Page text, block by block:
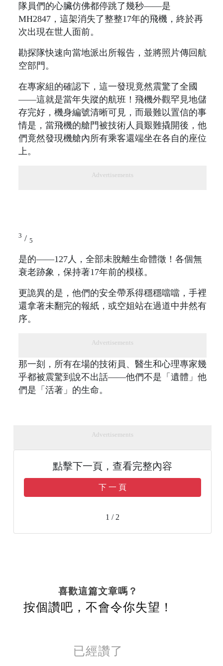
隊員們的心臟仿佛都停跳了幾秒——是
MH2847，這架消失了整整17年的飛機，終於再
次出現在世人面前。
勘探隊快速向當地派出所報告，並將照片傳回航
空部門。
在專家組的確認下，這一發現竟然震驚了全國
——這就是當年失蹤的航班！飛機外觀罕見地儲
存完好，機身編號清晰可見，而最難以置信的事
情是，當飛機的艙門被技術人員艱難撬開後，他
們竟然發現機艙內所有乘客還端坐在各自的座位
上。
Advertisements
3 / 5
是的——127人，全部未脫離生命體徵！各個無
衰老跡象，保持著17年前的模樣。
更詭異的是，他們的安全帶系得穩穩噹噹，手裡
還拿著未翻完的報紙，或空姐站在過道中井然有
序。
Advertisements
那一刻，所有在場的技術員、醫生和心理專家幾
乎都被震驚到說不出話——他們不是「遺體」他
們是「活著」的生命。
Advertisements
點擊下一頁，查看完整內容
下 一 頁
1 / 2
喜歡這篇文章嗎？
按個讚吧，不會令你失望！
已經讚了